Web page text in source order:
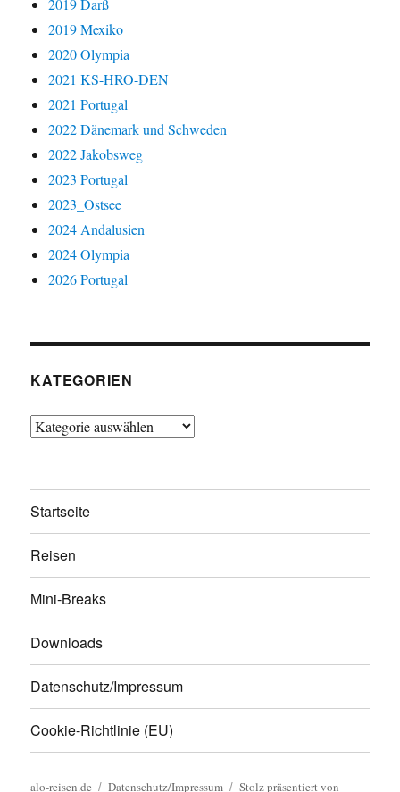
2019 Darß
2019 Mexiko
2020 Olympia
2021 KS-HRO-DEN
2021 Portugal
2022 Dänemark und Schweden
2022 Jakobsweg
2023 Portugal
2023_Ostsee
2024 Andalusien
2024 Olympia
2026 Portugal
KATEGORIEN
Kategorien
Startseite
Reisen
Mini-Breaks
Downloads
Datenschutz/Impressum
Cookie-Richtlinie (EU)
alo-reisen.de Datenschutz/Impressum Stolz präsentiert von